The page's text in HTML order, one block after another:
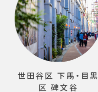
世田谷区 下馬・目黒
区 碑文谷